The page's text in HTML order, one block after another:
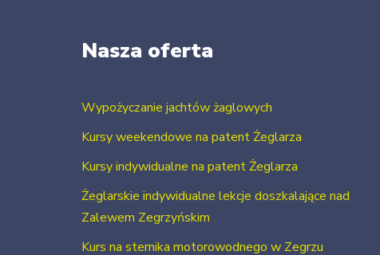
Nasza oferta
Wypożyczanie jachtów żaglowych
Kursy weekendowe na patent Żeglarza
Kursy indywidualne na patent Żeglarza
Żeglarskie indywidualne lekcje doszkalające nad
Zalewem Zegrzyńskim
Kurs na sternika motorowodnego w Zegrzu